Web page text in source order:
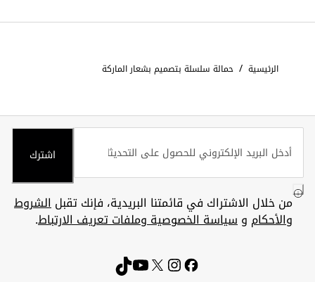
الرئيسية / حمالة سلسلة بتصميم بشعار الماركة
اشترك
من خلال الاشتراك في قائمتنا البريدية، فإنك تقبلالشروط
والأحكام وسياسة الخصوصية وملفات تعريف الارتباط.